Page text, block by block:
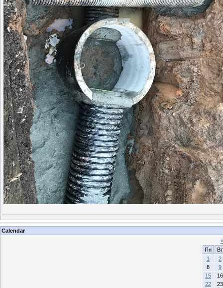
Calendar
«
Пн
Вт
1
2
8
9
15
16
22
23